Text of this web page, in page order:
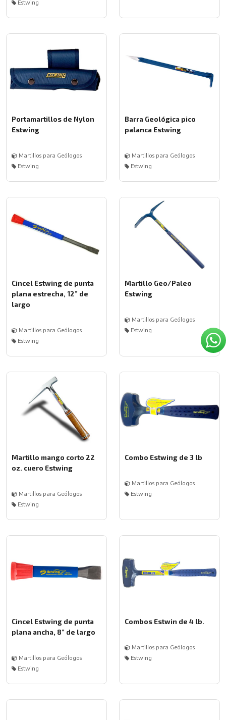
Estwing
Portamartillos de Nylon
Estwing
Martillos para Geólogos
Estwing
Barra Geológica pico
palanca Estwing
Martillos para Geólogos
Estwing
Cincel Estwing de punta
plana estrecha, 12” de
largo
Martillos para Geólogos
Estwing
Martillo Geo/Paleo
Estwing
Martillos para Geólogos
Estwing
Martillo mango corto 22
oz. cuero Estwing
Martillos para Geólogos
Estwing
Combo Estwing de 3 lb
Martillos para Geólogos
Estwing
Cincel Estwing de punta
plana ancha, 8” de largo
Martillos para Geólogos
Estwing
Combos Estwin de 4 lb.
Martillos para Geólogos
Estwing